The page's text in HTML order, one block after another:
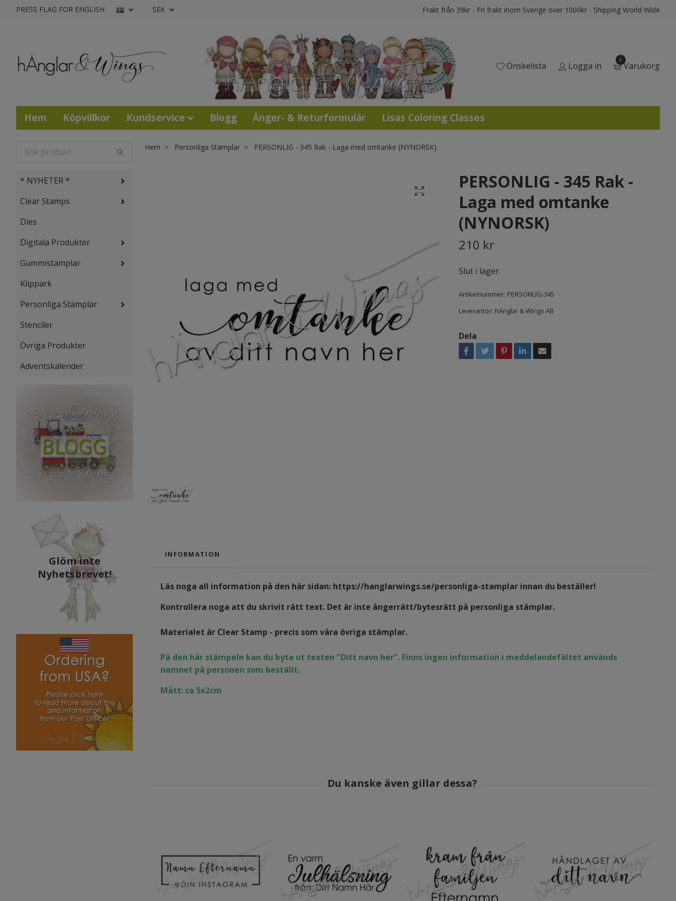
PRESS FLAG FOR ENGLISH SEK Frakt från 39kr - Fri frakt inom Sverige över 1000kr - Shipping World Wide
Önskelista Logga in
0
Varukorg
Hem Köpvillkor Kundservice Blogg Ånger- & Returformulär Lisas Coloring Classes
* NYHETER *
Clear Stamps
Dies
Digitala Produkter
Gummistämplar
Klippark
Personliga Stämplar
Stenciler
Övriga Produkter
Adventskalender
Glöm inte
Nyhetsbrevet!
Hem Personliga Stämplar PERSONLIG - 345 Rak - Laga med omtanke (NYNORSK)
PERSONLIG - 345 Rak -
Laga med omtanke
(NYNORSK)
210 kr
Slut i lager.
Artikelnummer: PERSONLIG-345
Leverantör: hÄnglar & Wings AB
Dela
INFORMATION
Läs noga all information på den här sidan: https://hanglarwings.se/personliga-stamplar innan du beställer!
Kontrollera noga att du skrivit rätt text. Det är inte ångerrätt/bytesrätt på personliga stämplar.
Materialet är Clear Stamp - precis som våra övriga stämplar.
På den här stämpeln kan du byta ut texten "Ditt navn her". Finns ingen information i meddelandefältet används
namnet på personen som beställt.
Mått: ca 5x2cm